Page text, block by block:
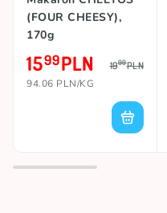
(FOUR CHEESY),
170g
1599PLN 1999PLN
94.06 PLN/KG